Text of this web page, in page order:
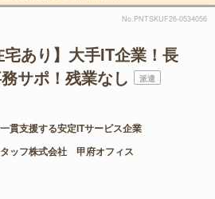
No.PNTSKUF26-0534056
あり】大手IT企業！長
サポ！残業なし
派遣
貫支援する安定ITサービス企業
ッフ株式会社 甲府オフィス